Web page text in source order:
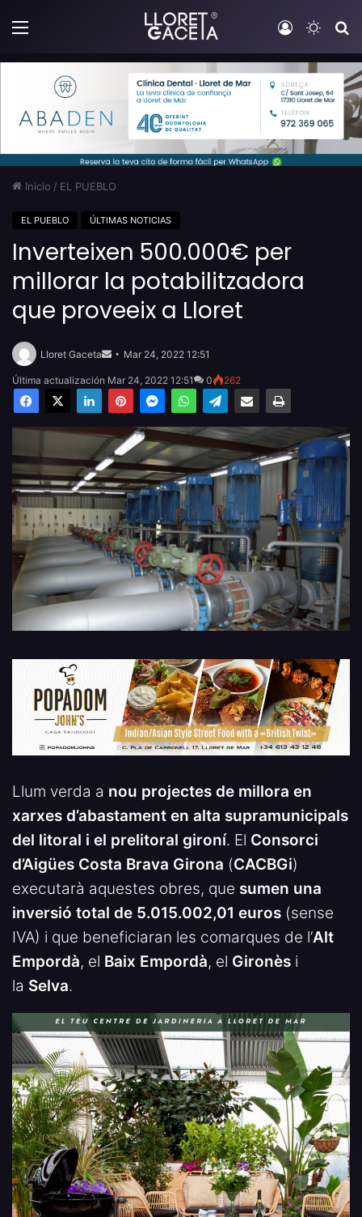
Menú Iniciar
Inicio / EL PUEBLO
EL PUEBLO ÚLTIMAS NOTICIAS
Inverteixen 500.000€ per
millorar la potabilitzadora
que proveeix a Lloret
Lloret Gaceta
email
Mar 24, 2022 12:51
Última actualización Mar 24, 2022 12:51 0 262
Facebook
X LinkedInPinterestMessengerWhatsAppTelegramCompartir por email Imprimir
Llum verda a nou projectes de millora en
xarxes d’abastament en alta supramunicipals
del litoral i el prelitoral gironí. El Consorci
d’Aigües Costa Brava Girona (CACBGi)
executarà aquestes obres, que sumen una
inversió total de 5.015.002,01 euros (sense
IVA) i que beneficiaran les comarques de l’Alt
Empordà, el Baix Empordà, el Gironès i
la Selva.